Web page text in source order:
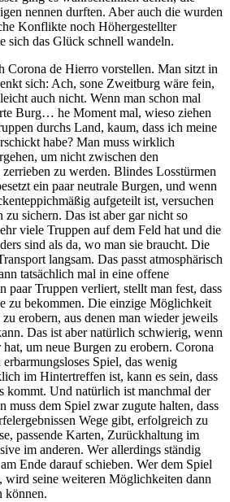
nennen durften. Aber auch die wurden
Konflikte noch Höhergestellter
sich das Glück schnell wandeln.
Corona de Hierro vorstellen. Man sitzt in
sich: Ach, sone Zweitburg wäre fein,
auch nicht. Wenn man schon mal
Burg… he Moment mal, wieso ziehen
durchs Land, kaum, dass ich meine
habe? Man muss wirklich
um nicht zwischen den
zerrieben zu werden. Blindes Losstürmen
ein paar neutrale Burgen, und wenn
aufgeteilt ist, versuchen
zu sichern. Das ist aber gar nicht so
viele Truppen auf dem Feld hat und die
sind als da, wo man sie braucht. Die
langsam. Das passt atmosphärisch
tatsächlich mal in eine offene
paar Truppen verliert, stellt man fest, dass
zu bekommen. Die einzige Möglichkeit
erobern, aus denen man wieder jeweils
Das ist aber natürlich schwierig, wenn
um neue Burgen zu erobern. Corona
Spiel, das wenig
im Hintertreffen ist, kann es sein, dass
kommt. Und natürlich ist manchmal der
muss dem Spiel zwar zugute halten, dass
Wege gibt, erfolgreich zu
passende Karten, Zurückhaltung im
im anderen. Wer allerdings ständig
Ende darauf schieben. Wer dem Spiel
wird seine weiteren Möglichkeiten dann
können.